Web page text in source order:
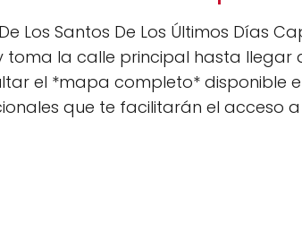
Los Santos De Los Últimos Días
la calle principal hasta llegar
el *mapa completo* disponible
que te facilitarán el acceso